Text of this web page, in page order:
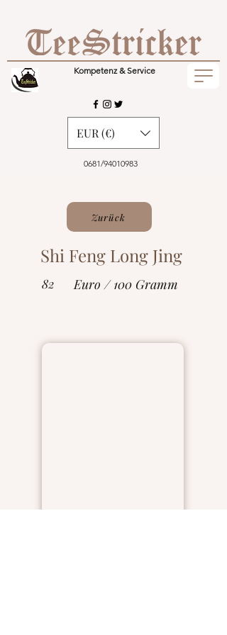
Kompetenz & Service
0681/94010983
EUR (€)
Zurück
Shi Feng Long Jing
82 Euro / 100 Gramm